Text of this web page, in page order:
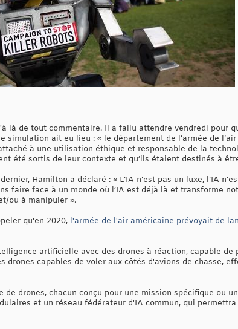
là de tout commentaire. Il a fallu attendre vendredi pour
simulation ait eu lieu : « le département de l’armée de
à une utilisation éthique et responsable de la
été sortis de leur contexte et qu’ils étaient destinés à
Hamilton a déclaré : « L’IA n’est pas un luxe, l’IA
faire face à un monde où l’IA est déjà là et transforme
ou à manipuler ».
qu'en 2020, l'armée de l'air américaine prévoyait de
artificielle avec des drones à réaction, capable de
drones capables de voler aux côtés d'avions de chasse,
de drones, chacun conçu pour une mission spécifique ou
et un réseau fédérateur d'IA commun, qui